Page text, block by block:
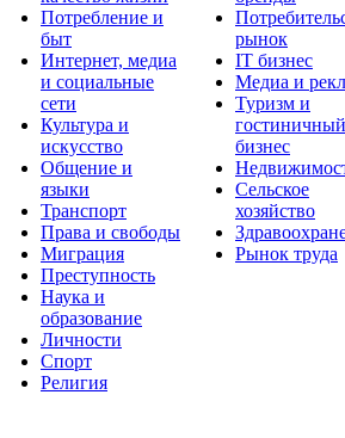
Потребление и
быт
Интернет, медиа
и социальные
сети
Культура и
искусство
Общение и
языки
Транспорт
Права и свободы
Миграция
Преступность
Наука и
образование
Личности
Спорт
Религия
рынок
IT бизнес
Медиа и
Туризм и
гостиничный
бизнес
Сельское
хозяйство
Рынок труда